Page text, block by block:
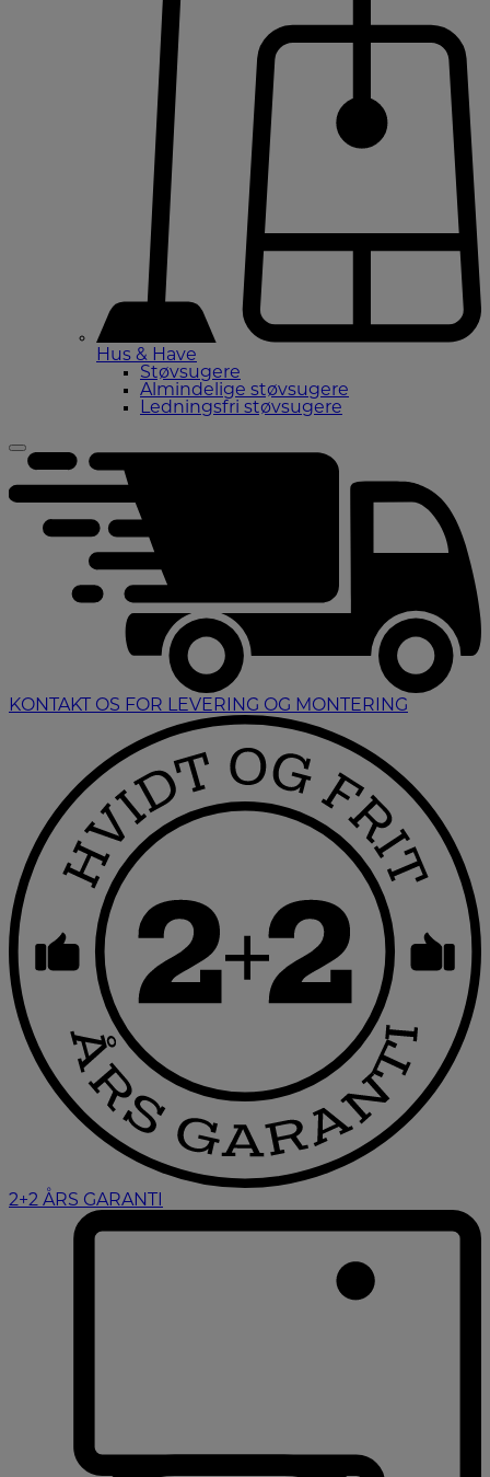
Hus & Have
Støvsugere
Almindelige støvsugere
Ledningsfri støvsugere
KONTAKT OS FOR LEVERING OG MONTERING
2+2 ÅRS GARANTI